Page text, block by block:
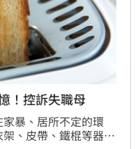
！控訴失職母
暴、居所不定的環
、皮帶、鐵棍等器物